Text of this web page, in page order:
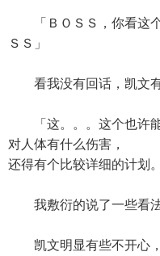
「ＢＯＳＳ，你看这个
ＳＳ」
看我没有回话，凯文有
「这。。。这个也许能
对人体有什么伤害，
还得有个比较详细的计划。
我敷衍的说了一些看法
凯文明显有些不开心，